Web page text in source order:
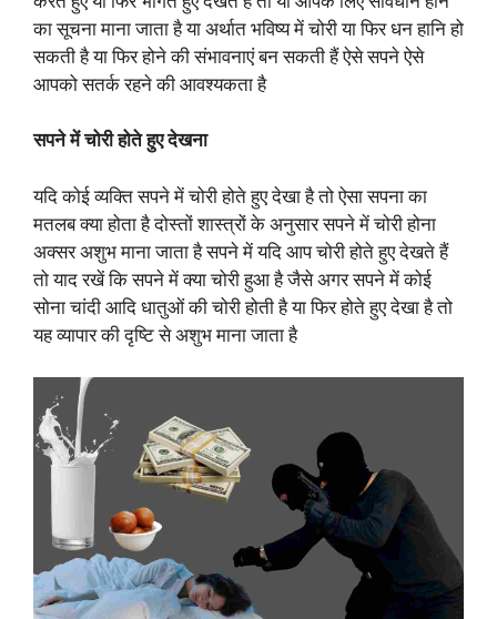
का सूचना माना जाता है या अर्थात भविष्य में चोरी या फिर धन हानि हो
सकती है या फिर होने की संभावनाएं बन सकती हैं ऐसे सपने ऐसे
आपको सतर्क रहने की आवश्यकता है
सपने में चोरी होते हुए देखना
यदि कोई व्यक्ति सपने में चोरी होते हुए देखा है तो ऐसा सपना का
मतलब क्या होता है दोस्तों शास्त्रों के अनुसार सपने में चोरी होना
अक्सर अशुभ माना जाता है सपने में यदि आप चोरी होते हुए देखते हैं
तो याद रखें कि सपने में क्या चोरी हुआ है जैसे अगर सपने में कोई
सोना चांदी आदि धातुओं की चोरी होती है या फिर होते हुए देखा है तो
यह व्यापार की दृष्टि से अशुभ माना जाता है